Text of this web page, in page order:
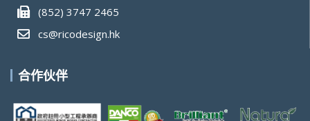
(852) 3747 2465
cs@ricodesign.hk
合作伙伴